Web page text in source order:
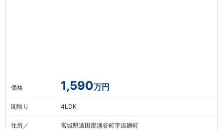
価格 1,590万円
間取り 4LDK
住所／
宮城県遠田郡涌谷町字追廻町